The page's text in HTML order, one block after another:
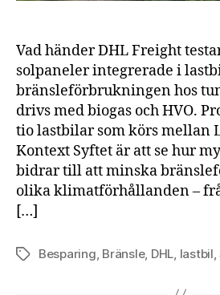
Vad händer DHL Freight
solpaneler integrerade i
bränsleförbrukningen hos
drivs med biogas och HVO.
tio lastbilar som körs mellan
Kontext Syftet är att se hur
bidrar till att minska
olika klimatförhållanden –
[…]
EtiketterBesparing, Bränsle, DHL, lastbil,